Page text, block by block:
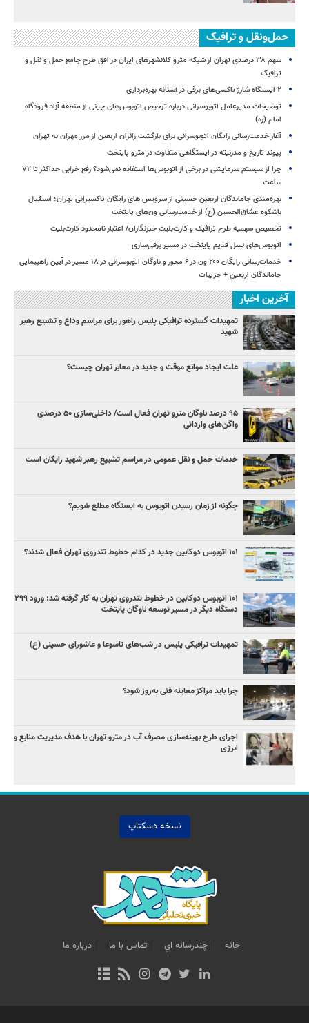
حمل‌ونقل و ترافیک
سهم ۳۸ درصدی تهران از شبکه مترو کلانشهرهای ایران در افق طرح جامع حمل و نقل و
ترافیک
۲ ایستگاه شارژ تاکسی‌های برقی در آستانه بهره‌برداری
توضیحات مدیرعامل اتوبوسرانی درباره ترخیص اتوبوس‌های چینی از منطقه آزاد فرودگاه
امام (ره)
آغاز خدمت‌رسانی رایگان اتوبوسرانی برای بازگشت زائران اربعین از مرز مهران به تهران
پیوند تاریخ و مدرنیته در ایستگاهی متفاوت در مترو پایتخت
چرا از سیستم سرمایشی در برخی از اتوبوس‌ها استفاده نمی‌شود؟ رفع خرابی حداکثر تا ۷۲
ساعت
بهره‌مندی جاماندگان اربعین حسینی از سرویس‌ های رایگان تاکسیرانی تهران؛ استقبال
باشکوه عشاق‌الحسین (ع) از خدمت‌رسانی ون‌های پایتخت
تخصیص سهمیه طرح ترافیک و کارت‌بلیت خبرنگاران/ اعتبار نامحدود کارت‌بلیت
اتوبوس‌های نسل قدیم پایتخت در مسیر برقی‌سازی
خدمات‌رسانی رایگان ۲۰۰ ون در ۶ محور و ناوگان اتوبوسرانی در ۱۸ مسیر در آیین راهپیمایی
جاماندگان اربعین + جزییات
آخرین اخبار
تمهیدات گسترده ترافیکی پلیس راهور برای مراسم وداع و تشییع رهبر
شهید
علت ایجاد موانع موقت و جدید در معابر تهران چیست؟
۹۵ درصد ناوگان مترو تهران فعال است/ داخلی‌سازی ۵۰ درصدی
واگن‌های وارداتی
خدمات حمل و نقل عمومی در مراسم تشییع رهبر شهید رایگان است
چگونه از زمان رسیدن اتوبوس به ایستگاه مطلع شویم؟
۱۰۱ اتوبوس دوکابین جدید در کدام خطوط تندروی تهران فعال شدند؟
۱۰۱ اتوبوس دوکابین در خطوط تندروی تهران به کار گرفته شد؛ ورود ۲۹۹
دستگاه دیگر در مسیر توسعه ناوگان پایتخت
تمهیدات ترافیکی پلیس در شب‌های تاسوعا و عاشورای حسینی (ع)
چرا باید مراکز معاینه فنی به‌روز شود؟
اجرای طرح بهینه‌سازی مصرف آب در مترو تهران با هدف مدیریت منابع و
انرژی
نسخه دسکتاپ
خانه چندرسانه اي تماس با ما درباره ما